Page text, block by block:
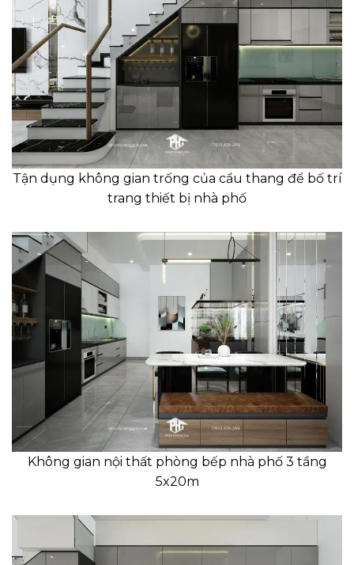
Tận dụng không gian trống của cầu thang để bố trí
trang thiết bị nhà phố
Không gian nội thất phòng bếp nhà phố 3 tầng
5x20m